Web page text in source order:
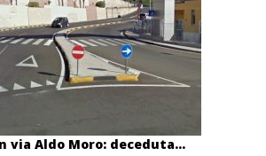
via Aldo Moro: deceduta...